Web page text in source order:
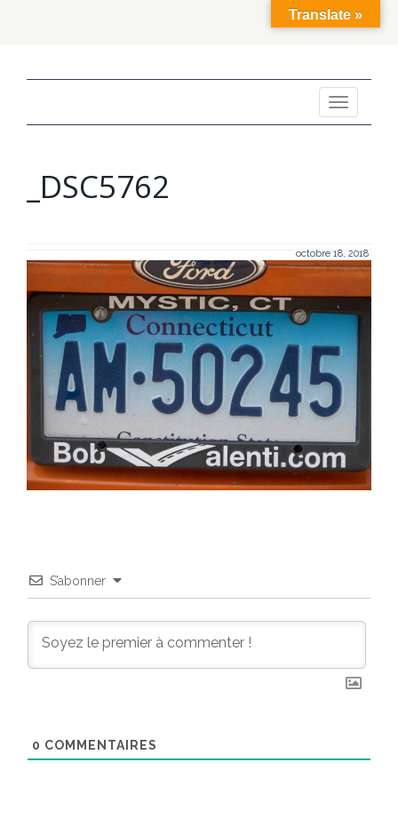
Toggle
navigation
_DSC5762
octobre 18, 2018
S’abonner
0 COMMENTAIRES
Translate »